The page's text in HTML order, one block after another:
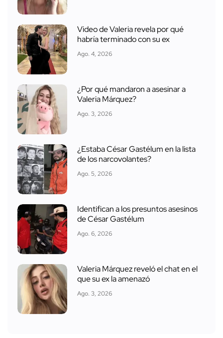
Video de Valeria revela por qué
habría terminado con su ex
Ago. 4, 2026
¿Por qué mandaron a asesinar a
Valeria Márquez?
Ago. 3, 2026
¿Estaba César Gastélum en la lista
de los narcovolantes?
Ago. 5, 2026
Identifican a los presuntos asesinos
de César Gastélum
Ago. 6, 2026
Valeria Márquez reveló el chat en el
que su ex la amenazó
Ago. 3, 2026